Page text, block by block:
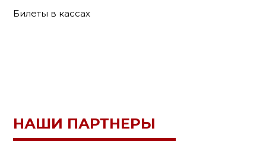
Билеты в кассах
НАШИ ПАРТНЕРЫ